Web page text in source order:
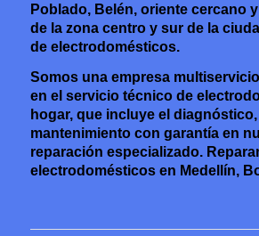
Poblado, Belén, oriente cercano
de la zona centro y sur de la
de electrodomésticos.
Somos una empresa
en el servicio técnico de
hogar, que incluye el
mantenimiento con garantía en
reparación especializado.
electrodomésticos en Medellín,